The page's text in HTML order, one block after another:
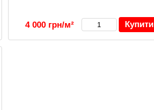
4 000 грн/м² Купити